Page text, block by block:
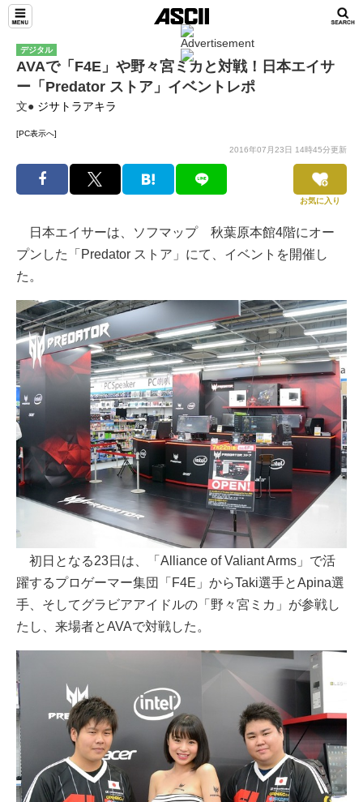
デジタル
AVAで「F4E」や野々宮ミカと対戦！日本エイサ
ー「Predator ストア」イベントレポ
文● ジサトラアキラ
[PC表示へ]
2016年07月23日 14時45分更新
お気に入り
日本エイサーは、ソフマップ 秋葉原本館4階にオー
プンした「Predator ストア」にて、イベントを開催し
た。
初日となる23日は、「Alliance of Valiant Arms」で活
躍するプロゲーマー集団「F4E」からTaki選手とApina選
手、そしてグラビアアイドルの「野々宮ミカ」が参戦し
たし、来場者とAVAで対戦した。